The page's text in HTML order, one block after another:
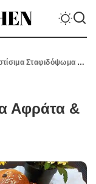
Σταφιδόψωμα Αφράτα & Μοσχομυριστά
Αφράτα &